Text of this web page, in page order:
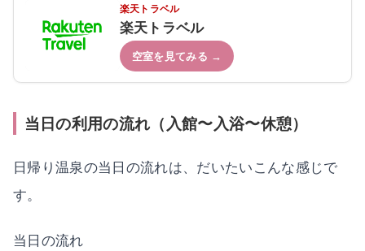
楽天トラベル
楽天トラベル
空室を見てみる →
当日の利用の流れ（入館〜入浴〜休憩）
日帰り温泉の当日の流れは、だいたいこんな感じで
す。
当日の流れ